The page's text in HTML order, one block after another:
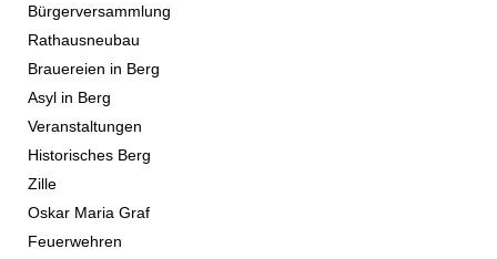
Bürgerversammlung
Rathausneubau
Brauereien in Berg
Asyl in Berg
Veranstaltungen
Historisches Berg
Zille
Oskar Maria Graf
Feuerwehren